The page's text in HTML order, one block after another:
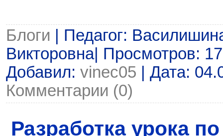
Блоги | Педагог:
Викторовна| Просмотров:
Добавил: vinec05 | Дата:
Комментарии (0)
Разработка урока